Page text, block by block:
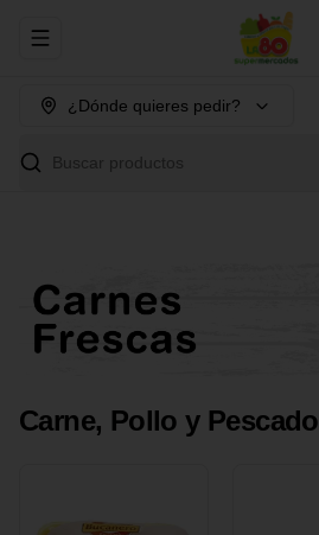
Abrir menu de navegación
¿Dónde quieres pedir?
Buscar productos
Carne, Pollo y Pescado